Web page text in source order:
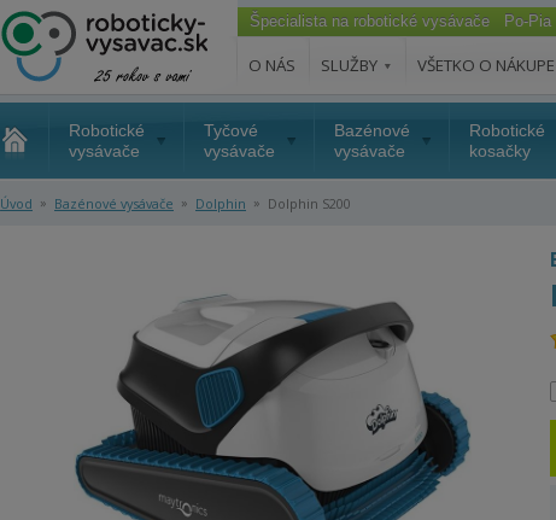
Špecialista na robotické vysávače Po-
O NÁS SLUŽBY VŠETKO O NÁKUPE
Robotické
vysávače
Tyčové
vysávače
Bazénové
vysávače
Robotické
kosačky
Úvod » Bazénové vysávače » Dolphin » Dolphin S200